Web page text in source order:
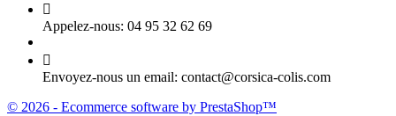

Appelez-nous: 04 95 32 62 69

Envoyez-nous un email: contact@corsica-colis.com
© 2026 - Ecommerce software by PrestaShop™